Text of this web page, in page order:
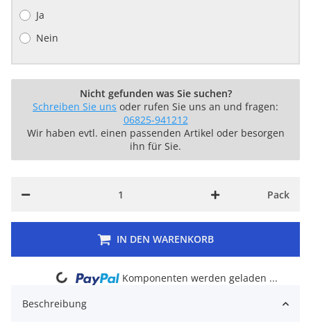
Ja
Nein
Nicht gefunden was Sie suchen?
Schreiben Sie uns oder rufen Sie uns an und fragen:
06825-941212
Wir haben evtl. einen passenden Artikel oder besorgen
ihn für Sie.
Pack
IN DEN WARENKORB
Loading...
Komponenten werden geladen ...
Beschreibung